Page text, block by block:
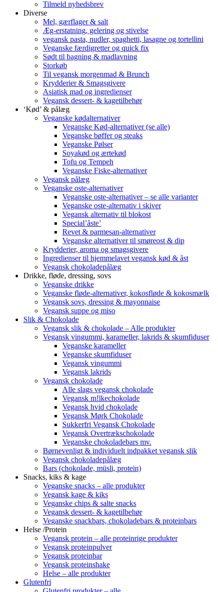
Tilmeld nyhedsbrev
Diverse
Mel, gærflager & salt
Æg-erstatning, gelering og stivelse
vegansk pasta, nudler, spaghetti, lasagne og tortellini
Veganske færdigretter og quick fix
Sødt til bagning & madlavning
Storkøb
Til vegansk morgenmad & Brunch
Krydderier & Smagsgivere
Asiatisk mad og ingredienser
Vegansk dessert- & kagetilbehør
‘Kød’ & pålæg
Veganske kødalternativer
Veganske Kød-alternativer (se alle)
Veganske bøffer og steaks
Veganske Pølser
Soyakød og ærtekød
Tofu og Tempeh
Veganske Fiske-alternativer
Vegansk pålæg
Veganske oste-alternativer
Veganske oste-alternativer – se alle varianter
Veganske oste-alternativ i skiver
Vegansk alternativ til blokost
Special’åste’
Revet & parmesan-alternativer
Veganske alternativer til smøreost & dip
Krydderier, aroma og smagsgivere
Ingredienser til hjemmelavet vegansk kød & åst
Vegansk chokoladepålæg
Drikke, fløde, dressing, sovs
Veganske drikke
Veganske fløde-alternativer, kokosfløde & kokosmælk
Vegansk sovs, dressing & mayonnaise
Vegansk suppe og miso
Slik & Chokolade
Vegansk slik & chokolade – Alle produkter
Vegansk vingummi, karameller, lakrids & skumfiduser
Veganske karameller
Veganske skumfiduser
Vegansk vingummi
Vegansk lakrids
Vegansk chokolade
Alle slags vegansk chokolade
Vegansk m!lkechokolade
Vegansk hvid chokolade
Vegansk Mørk Chokolade
Sukkerfri Vegansk Chokolade
Vegansk Overtrækschokolade
Veganske chokoladebars mv.
Børnevenligt & individuelt indpakket vegansk slik
Vegansk chokoladepålæg
Bars (chokolade, müsli, protein)
Snacks, kiks & kage
Veganske snacks – alle produkter
Vegansk kage & kiks
Veganske chips & salte snacks
Vegansk dessert- & kagetilbehør
Veganske snackbars, chokoladebars & proteinbars
Helse /Protein
Vegansk protein – alle proteinrige produkter
Vegansk proteinpulver
Vegansk proteinbar
Vegansk proteinshake
Helse – alle produkter
Glutenfri